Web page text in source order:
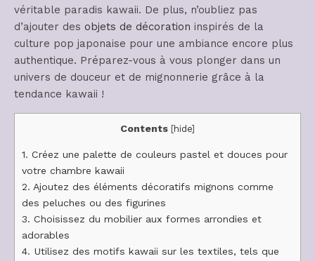
véritable paradis kawaii. De plus, n’oubliez pas
d’ajouter des objets de décoration inspirés de la
culture pop japonaise pour une ambiance encore plus
authentique. Préparez-vous à vous plonger dans un
univers de douceur et de mignonnerie grâce à la
tendance kawaii !
Contents [hide]
1. Créez une palette de couleurs pastel et douces pour
votre chambre kawaii
2. Ajoutez des éléments décoratifs mignons comme
des peluches ou des figurines
3. Choisissez du mobilier aux formes arrondies et
adorables
4. Utilisez des motifs kawaii sur les textiles, tels que